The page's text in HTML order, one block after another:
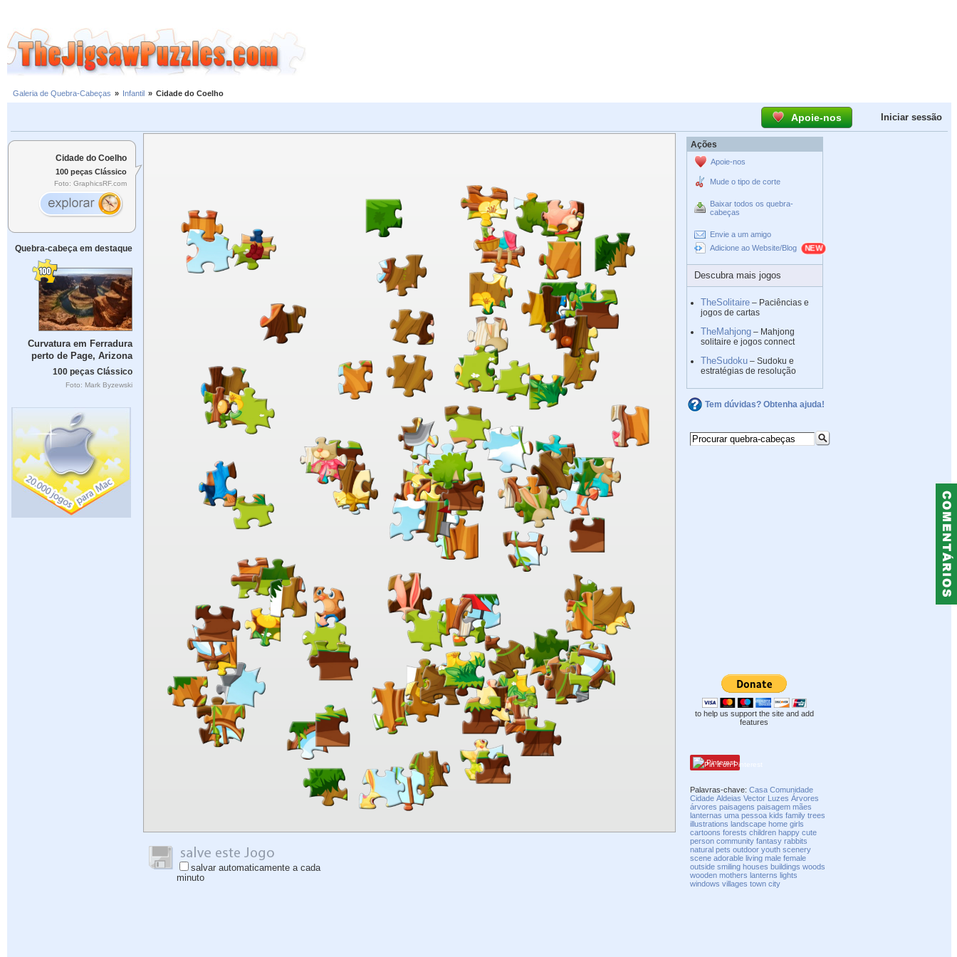
Galeria de Quebra-Cabeças » Infantil » Cidade do Coelho
Apoie-nos Iniciar sessão
Cidade do Coelho
100 peças Clássico
Foto: GraphicsRF.com
Quebra-cabeça em destaque
Curvatura em Ferradura
perto de Page, Arizona
100 peças Clássico
Foto: Mark Byzewski
salvar automaticamente a cada
minuto
Ações
Apoie-nos
Mude o tipo de corte
Baixar todos os quebra-
cabeças
Envie a um amigo
Adicione ao Website/Blog
Descubra mais jogos
TheSolitaire – Paciências e
jogos de cartas
TheMahjong – Mahjong
solitaire e jogos connect
TheSudoku – Sudoku e
estratégias de resolução
Tem dúvidas? Obtenha ajuda!
to help us support the site and add
features
Pinterest
Palavras-chave:Casa Comunidade
Cidade Aldeias Vector Luzes Árvores
árvores paisagens paisagem mães
lanternas uma pessoa kids family trees
illustrations landscape home girls
cartoons forests children happy cute
person community fantasy rabbits
natural pets outdoor youth scenery
scene adorable living male female
outside smiling houses buildings woods
wooden mothers lanterns lights
windows villages town city